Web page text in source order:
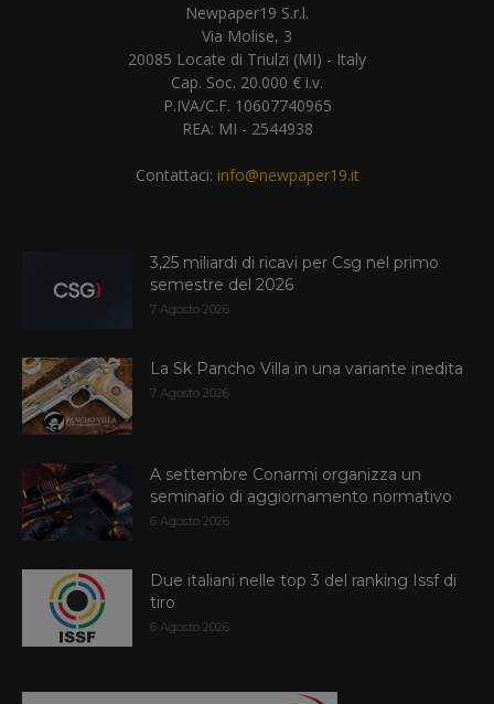
Newpaper19 S.r.l.
Via Molise, 3
20085 Locate di Triulzi (MI) - Italy
Cap. Soc. 20.000 € i.v.
P.IVA/C.F. 10607740965
REA: MI - 2544938
Contattaci: info@newpaper19.it
3,25 miliardi di ricavi per Csg nel primo
semestre del 2026
7 Agosto 2026
La Sk Pancho Villa in una variante inedita
7 Agosto 2026
A settembre Conarmi organizza un
seminario di aggiornamento normativo
6 Agosto 2026
Due italiani nelle top 3 del ranking Issf di
tiro
6 Agosto 2026